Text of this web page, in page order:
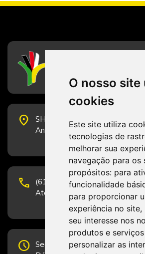
O nosso site
cookies
Este site utiliza
tecnologias de
melhorar sua
navegação para os
propósitos: para
funcionalidade
para proporcionar
experiência no site,
seu interesse nos
produtos e
personalizar as
place
SHS Quadra 6, Bloco E,
Andar, Sala 2001 - CEP 70322-
phone
(61) 3223-1652 e (61) 98131-
Atendimento por telefone em
schedule Segunda-feira a Sexta-feira de